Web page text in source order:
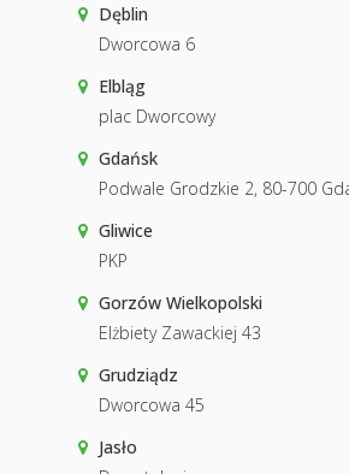
Dęblin
Dworcowa 6
Elbląg
plac Dworcowy
Gdańsk
Podwale Grodzkie 2, 80-700
Gliwice
PKP
Gorzów Wielkopolski
Elżbiety Zawackiej 43
Grudziądz
Dworcowa 45
Jasło